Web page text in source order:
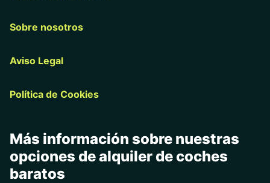
Sobre nosotros
Aviso Legal
Política de Cookies
Más información sobre nuestras
opciones de alquiler de coches
baratos